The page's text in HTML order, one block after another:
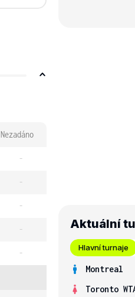
Nezadáno
-
-
-
-
-
Aktuální
Hlavní turnaje
Montreal
Toronto